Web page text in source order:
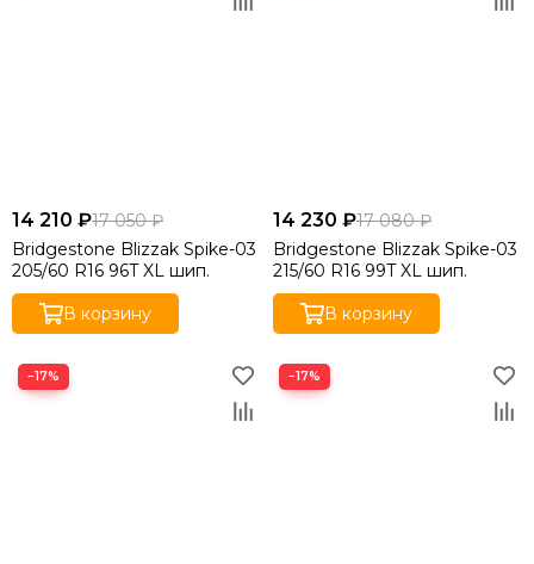
14 210 ₽17 050 ₽
Bridgestone Blizzak Spike-03
205/60 R16 96T XL шип.
В корзину
14 230 ₽17 080 ₽
Bridgestone Blizzak Spike-03
215/60 R16 99T XL шип.
В корзину
−17% −17%